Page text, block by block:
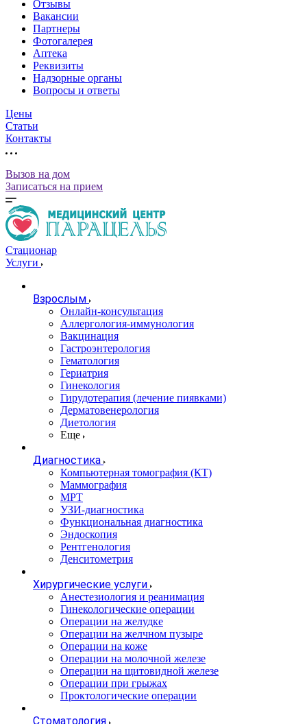
Отзывы
Вакансии
Партнеры
Фотогалерея
Аптека
Реквизиты
Надзорные органы
Вопросы и ответы
Цены
Статьи
Контакты
Вызов на дом
Записаться на прием
Стационар
Услуги
Взрослым
Онлайн-консультация
Аллергология-иммунология
Вакцинация
Гастроэнтерология
Гематология
Гериатрия
Гинекология
Гирудотерапия (лечение пиявками)
Дерматовенерология
Диетология
Еще
Диагностика
Компьютерная томография (КТ)
Маммография
МРТ
УЗИ-диагностика
Функциональная диагностика
Эндоскопия
Рентгенология
Денситометрия
Хирургические услуги
Анестезиология и реанимация
Гинекологические операции
Операции на желудке
Операции на желчном пузыре
Операции на коже
Операции на молочной железе
Операции на щитовидной железе
Операции при грыжах
Проктологические операции
Стоматология